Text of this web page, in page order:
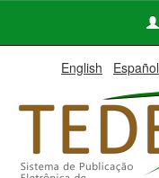
English Español